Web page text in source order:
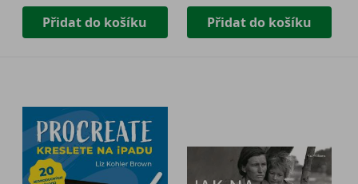
Přidat do košíku Přidat do košíku